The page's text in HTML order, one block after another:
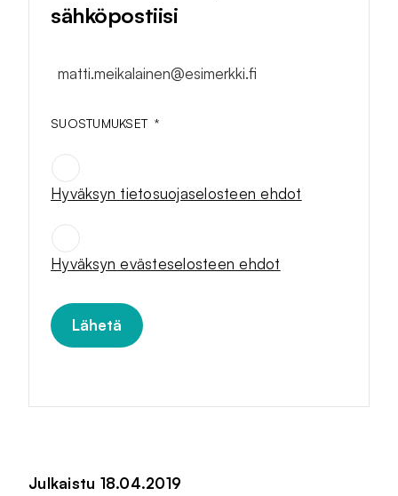
sähköpostiisi
SUOSTUMUKSET *
Hyväksyn tietosuojaselosteen ehdot
SUOSTUMUKSET
Hyväksyn evästeselosteen ehdot
Julkaistu 18.04.2019